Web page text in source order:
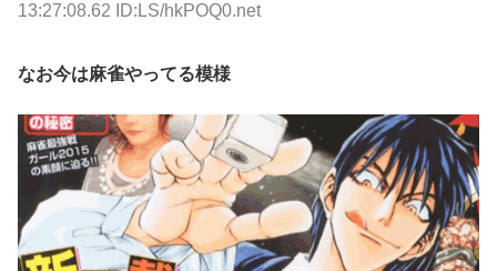
13:27:08.62 ID:LS/hkPOQ0.net
なお今は麻雀やってる模様